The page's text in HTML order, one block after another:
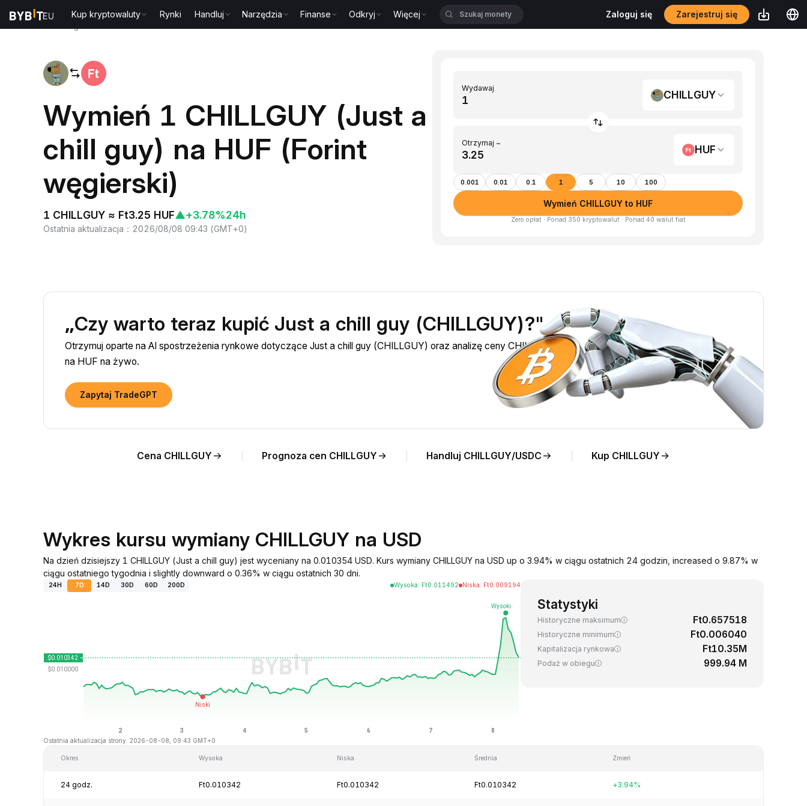
Kup kryptowaluty Rynki Handluj Narzędzia Finanse Odkryj Więcej Zaloguj się Zarejestruj się
Wymień 1 CHILLGUY (Just a
chill guy) na HUF (Forint
węgierski)
1 CHILLGUY ≈ Ft3.25 HUF▲+3.78%24h
Ostatnia aktualizacja ： 2026/08/08 09:43 (GMT+0)
Wydawaj
CHILLGUY
Otrzymaj ~
HUF
0.001 0.01 0.1 1 5 10 100
Wymień CHILLGUY to HUF
Zero opłat · Ponad 350 kryptowalut · Ponad 40 walut fiat
„Czy warto teraz kupić Just a chill guy (CHILLGUY)?"
Otrzymuj oparte na AI spostrzeżenia rynkowe dotyczące Just a chill guy (CHILLGUY) oraz analizę ceny CHILLGUY
na HUF na żywo.
Zapytaj TradeGPT
Cena CHILLGUY Prognoza cen CHILLGUY Handluj CHILLGUY/USDC Kup CHILLGUY
Wykres kursu wymiany CHILLGUY na USD
Na dzień dzisiejszy 1 CHILLGUY (Just a chill guy) jest wyceniany na 0.010354 USD. Kurs wymiany CHILLGUY na USD up o 3.94% w ciągu ostatnich 24 godzin, increased o 9.87% w
ciągu ostatniego tygodnia i slightly downward o 0.36% w ciągu ostatnich 30 dni.
24H 7D 14D 30D 60D 200D Wysoka: Ft0.011492 Niska: Ft0.009194
Ostatnia aktualizacja strony: 2026-08-08, 09:43 GMT+0
Statystyki
Historyczne maksimum Ft0.657518
Historyczne minimum Ft0.006040
Kapitalizacja rynkowa Ft10.35M
Podaż w obiegu 999.94 M
Okres Wysoka Niska Średnia Zmień
24 godz. Ft0.010342 Ft0.010342 Ft0.010342 +3.94%